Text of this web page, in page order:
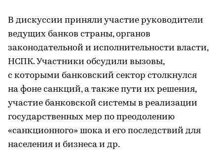
В дискуссии приняли участие руководители
ведущих банков страны, органов
законодательной и исполнительности власти,
НСПК. Участники обсудили вызовы,
с которыми банковский сектор столкнулся
на фоне санкций, а также пути их решения,
участие банковской системы в реализации
государственных мер по преодолению
«санкционного» шока и его последствий для
населения и бизнеса и др.